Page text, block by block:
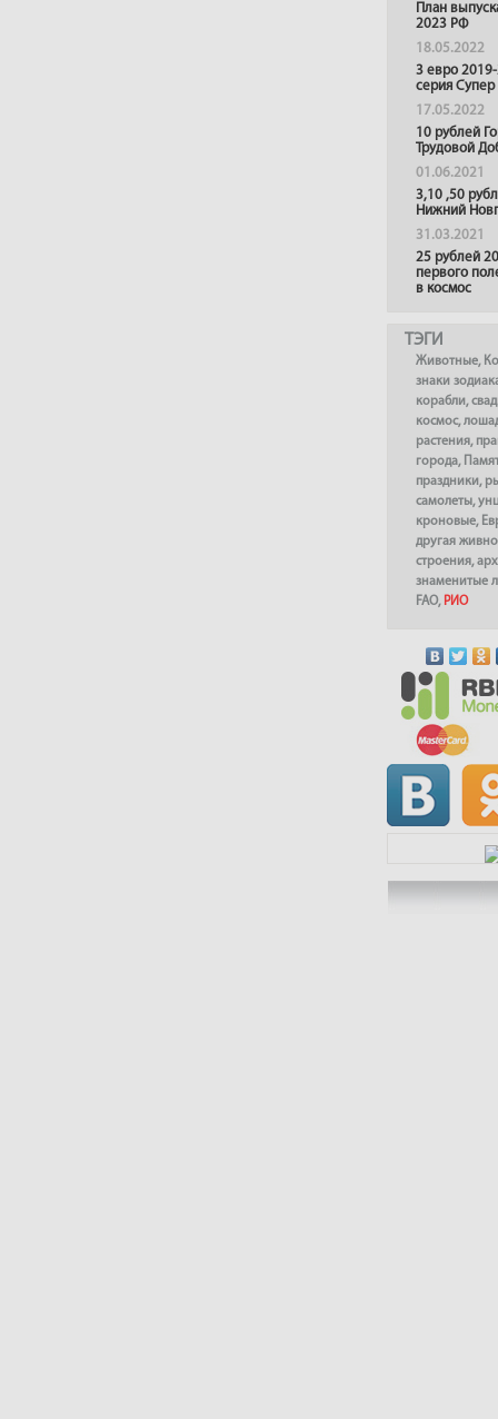
План
2023 РФ
18.05.2022
3 евро
серия
17.05.2022
10 рублей
Трудовой
01.06.2021
3,10 ,50
Нижний
31.03.2021
25 рублей
первого
в космос
ТЭГИ
Животные,
знаки
корабли,
космос,
растения,
города,
праздники,
самолеты,
кроновые,
другая
строения,
знаменитые
FAO, РИО